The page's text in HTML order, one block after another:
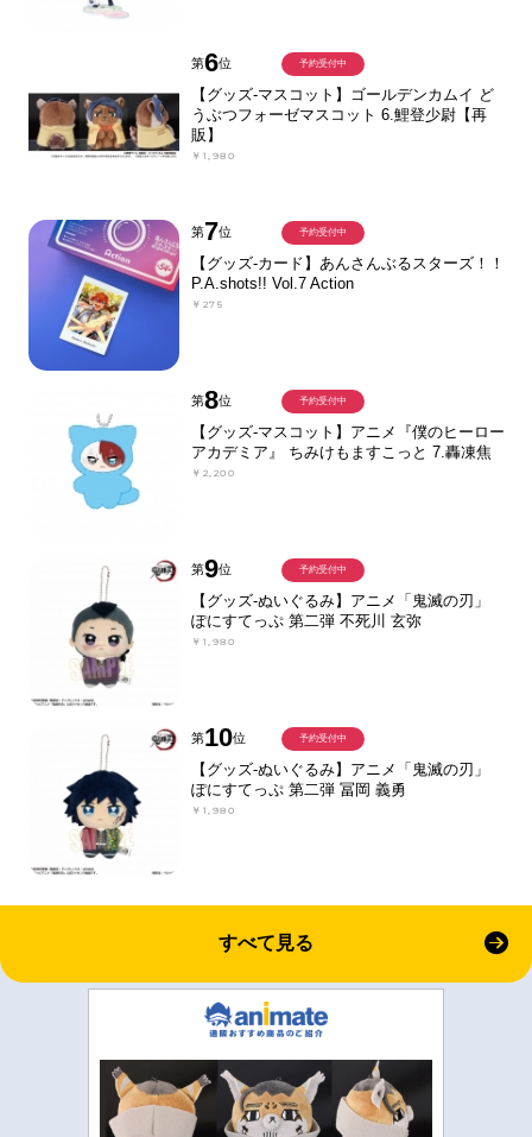
第6位
【グッズ-マスコット】ゴールデンカムイ ど
うぶつフォーゼマスコット 6.鯉登少尉【再
販】
￥1,980
予約受付中
第7位
【グッズ-カード】あんさんぶるスターズ！！
P.A.shots!! Vol.7 Action
￥275
予約受付中
第8位
【グッズ-マスコット】アニメ『僕のヒーロー
アカデミア』 ちみけもますこっと 7.轟凍焦
￥2,200
予約受付中
第9位
【グッズ-ぬいぐるみ】アニメ「鬼滅の刃」
ぽにすてっぷ 第二弾 不死川 玄弥
￥1,980
予約受付中
第10位
【グッズ-ぬいぐるみ】アニメ「鬼滅の刃」
ぽにすてっぷ 第二弾 冨岡 義勇
￥1,980
予約受付中
すべて見る